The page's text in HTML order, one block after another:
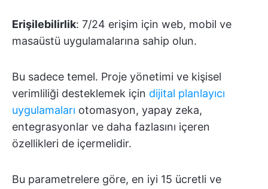
Erişilebilirlik: 7/24 erişim için web, mobil ve
masaüstü uygulamalarına sahip olun.
Bu sadece temel. Proje yönetimi ve kişisel
verimliliği desteklemek için dijital planlayıcı
uygulamaları otomasyon, yapay zeka,
entegrasyonlar ve daha fazlasını içeren
özellikleri de içermelidir.
Bu parametrelere göre, en iyi 15 ücretli ve